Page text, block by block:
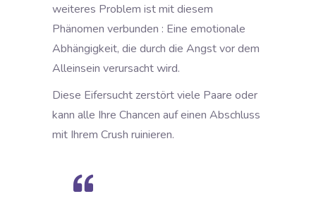
weiteres Problem ist mit diesem
Phänomen verbunden : Eine emotionale
Abhängigkeit, die durch die Angst vor dem
Alleinsein verursacht wird.
Diese Eifersucht zerstört viele Paare oder
kann alle Ihre Chancen auf einen Abschluss
mit Ihrem Crush ruinieren.